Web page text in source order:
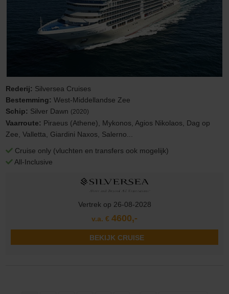
Rederij: Silversea Cruises
Bestemming:West-Middellandse Zee
Schip: Silver Dawn (2020)
Vaarroute: Piraeus (Athene), Mykonos, Agios Nikolaos, Dag op
Zee, Valletta, Giardini Naxos, Salerno...
Cruise only (vluchten en transfers ook mogelijk)
All-Inclusive
Vertrek op 26-08-2028
v.a. € 4600,-
BEKIJK CRUISE